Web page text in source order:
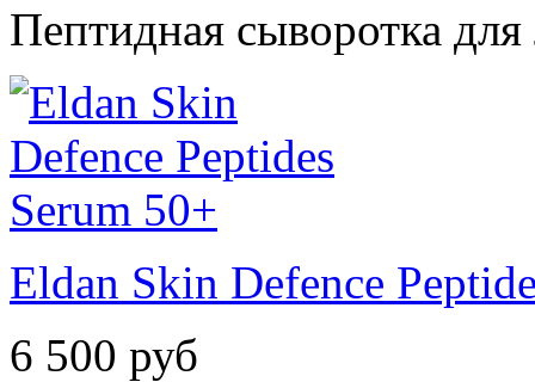
Пептидная сыворотка
Eldan Skin Defence
6 500 руб